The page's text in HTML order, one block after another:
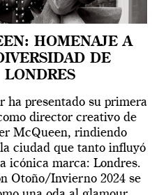
HOMENAJE A
DE
LONDRES
ha presentado su primera
director creativo de
McQueen, rindiendo
ciudad que tanto influyó
icónica marca: Londres.
Otoño/Invierno 2024 se